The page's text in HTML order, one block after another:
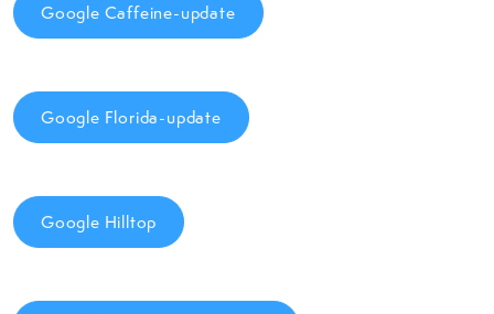
Google Caffeine-update
Google Florida-update
Google Hilltop